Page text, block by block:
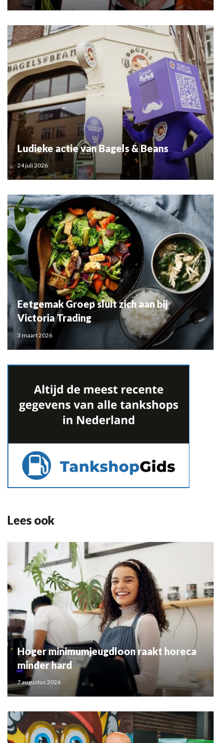
Ludieke actie van Bagels & Beans
24 juli 2026
Eetgemak Groep sluit zich aan bij
Victoria Trading
3 maart 2026
Lees ook
Hoger minimumjeugdloon raakt horeca
minder hard
7 augustus 2026